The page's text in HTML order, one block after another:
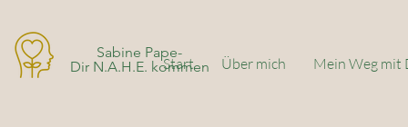
Sabine Pape-
Dir N.A.H.E. kommen
Start Über mich Mein Weg mit